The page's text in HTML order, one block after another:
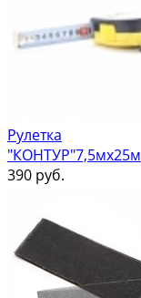
Рулетка
"КОНТУР"7,5мх25м
390 руб.